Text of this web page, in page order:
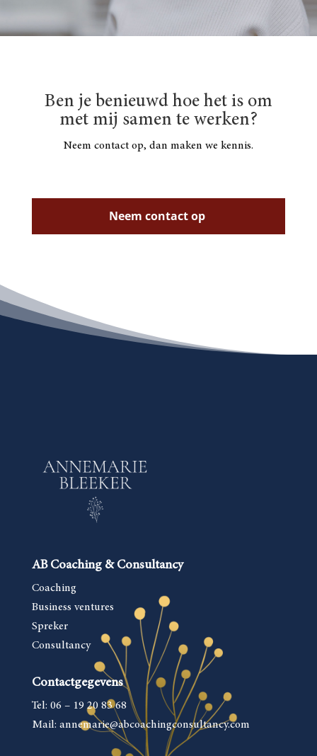
Ben je benieuwd hoe het is om
met mij samen te werken?
Neem contact op, dan maken we kennis.
Neem contact op
AB Coaching & Consultancy
Coaching
Business ventures
Spreker
Consultancy
Contactgegevens
Tel: 06 – 19 20 83 68
Mail: annemarie@abcoachingconsultancy.com